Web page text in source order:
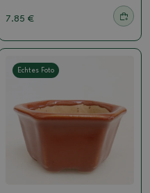
7.85 €
Echtes Foto